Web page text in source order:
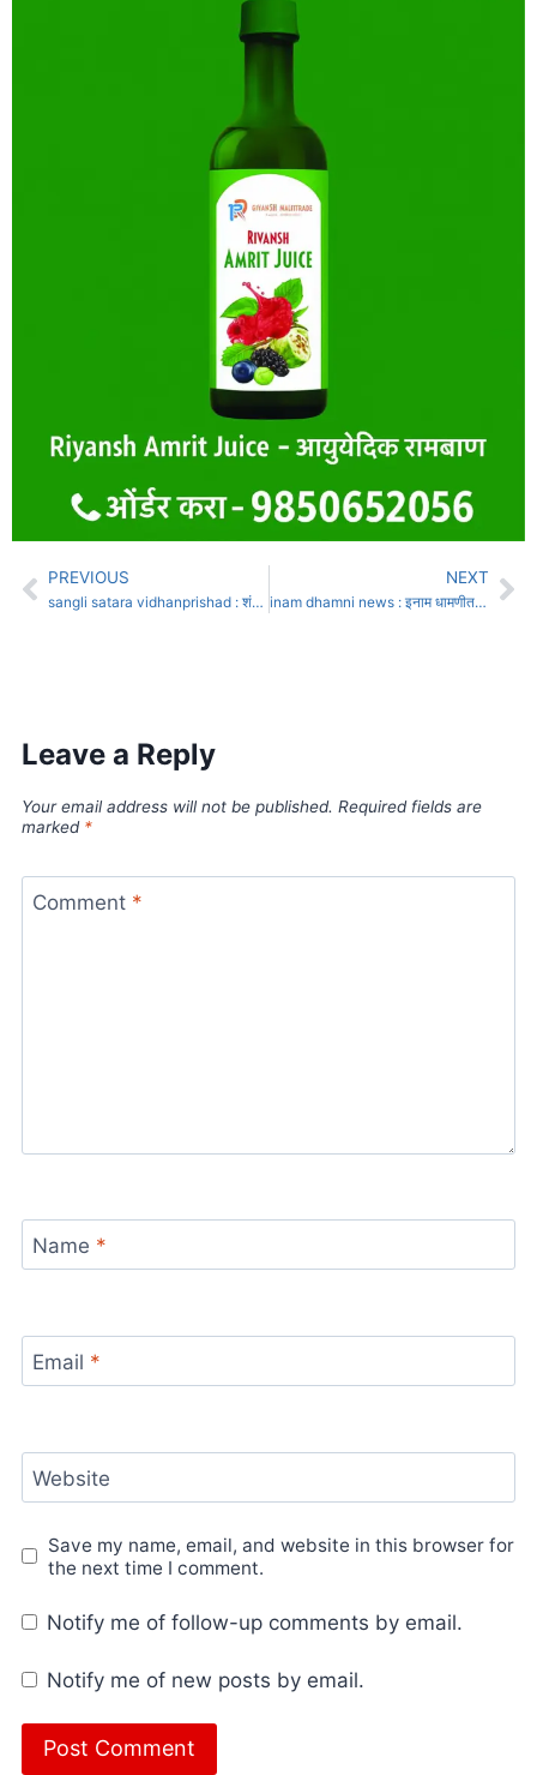
PREVIOUS
sangli satara vidhanprishad : शंभर मतांच्या ठिणगीने महायुतीत धुसफूस; जयकुमार गोरेंचा शंभूराज देसाईंवर अप्रत्यक्ष हल्लाबोल
NEXT
inam dhamni news : इनाम धामणीत दुषित पाणीपुरवठा; ग्रामपंचायतीचा हलगर्जीपणा; ग्रामस्थ आक्रमक
Leave a Reply
Your email address will not be published. Required fields are
marked *
Comment *
Name *
Email *
Website
Save my name, email, and website in this browser for
the next time I comment.
Notify me of follow-up comments by email.
Notify me of new posts by email.